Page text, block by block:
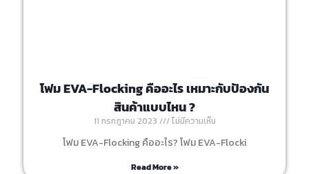
โฟม EVA-Flocking คืออะไร เหมาะกับป้องกัน
สินค้าแบบไหน ?
11 กรกฎาคม 2023 ไม่มีความเห็น
โฟม EVA-Flocking คืออะไร? โฟม EVA-Flocki
Read More »